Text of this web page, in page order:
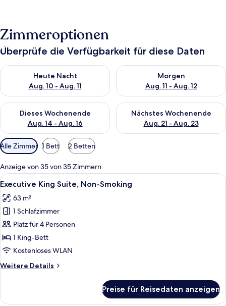
Zimmeroptionen
Überprüfe die Verfügbarkeit für diese Daten
Heute Nacht
Aug. 10 - Aug. 11
Überprüfe die Verfügbarkeit für heute Nacht, Aug. 10 - Aug.
Morgen
Aug. 11 - Aug. 12
Überprüfe die Verfügbarkeit
Dieses Wochenende
Aug. 14 - Aug. 16
Überprüfe die Verfügbarkeit für dieses Wochenende, Aug. 14
Nächstes Wochenende
Aug. 21 - Aug. 23
Überprüfe die Verfügbarkeit
Verfügbare
Filter
für
Zimmer
Alle Zimmer 1 Bett 2 Betten
Anzeige von 35 von 35 Zimmern
Alle
Fotos
für
Executive
King
Suite,
Non-
anzeigen
Ein modernes Hotelzimmer mit
7
Executive King Suite, Non-Smoking
63 m²
1 Schlafzimmer
Platz für 4 Personen
1 King-Bett
Kostenloses WLAN
Weitere Details
Weitere
King
Preise für Reisedaten anzeigen